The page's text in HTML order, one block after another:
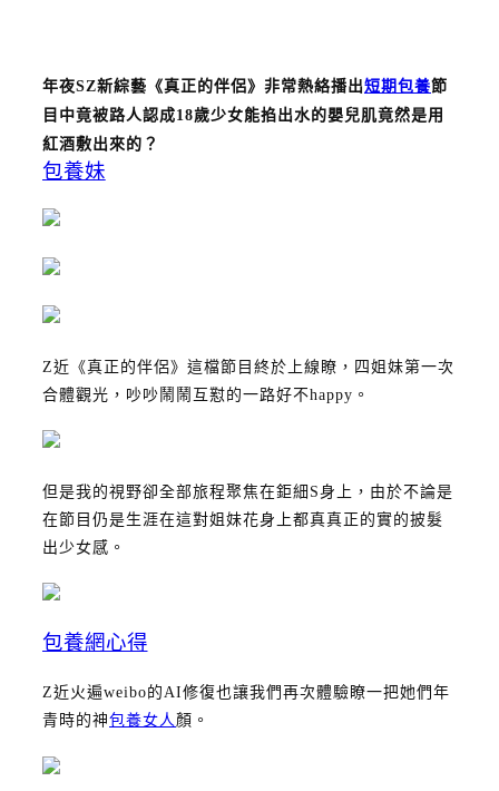
年夜SZ新綜藝《真正的伴侶》非常熱絡播出短期包養節
目中竟被路人認成18歲少女能掐出水的嬰兒肌竟然是用
紅酒敷出來的？
包養妹
Z近《真正的伴侶》這檔節目終於上線瞭，四姐妹第一次
合體觀光，吵吵鬧鬧互懟的一路好不happy。
但是我的視野卻全部旅程聚焦在鉅細S身上，由於不論是
在節目仍是生涯在這對姐妹花身上都真真正的實的披髮
出少女感。
包養網心得
Z近火遍weibo的AI修復也讓我們再次體驗瞭一把她們年
青時的神包養女人顏。